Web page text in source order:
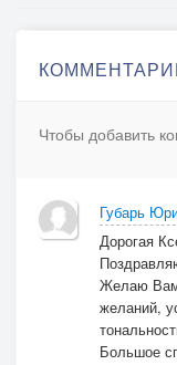
теперь для
Я так вам
луч
Расскажите
я вас молю!
https://
Чтобы добавить
Губарь
Дорогая
Желаю Вам
желаний,
Большое